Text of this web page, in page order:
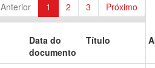
Anterior 1 2 3 Próximo
Data do
documento
Título